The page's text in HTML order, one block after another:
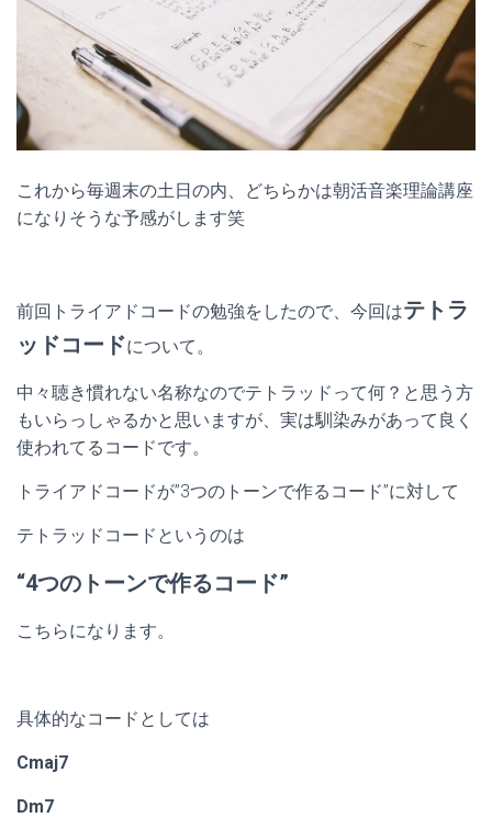
これから毎週末の土日の内、どちらかは朝活音楽理論講座
になりそうな予感がします笑
前回トライアドコードの勉強をしたので、今回はテトラ
ッドコードについて。
中々聴き慣れない名称なのでテトラッドって何？と思う方
もいらっしゃるかと思いますが、実は馴染みがあって良く
使われてるコードです。
トライアドコードが”3つのトーンで作るコード”に対して
テトラッドコードというのは
“4つのトーンで作るコード”
こちらになります。
具体的なコードとしては
Cmaj7
Dm7